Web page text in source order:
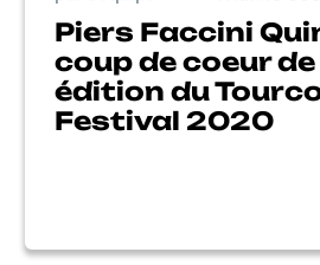
Piers Faccini
coup de coeur
édition du
Festival 2020